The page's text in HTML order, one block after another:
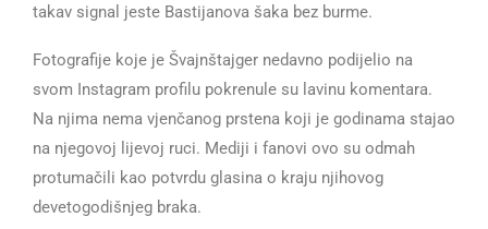
takav signal jeste Bastijanova šaka bez burme.
Fotografije koje je Švajnštajger nedavno podijelio na
svom Instagram profilu pokrenule su lavinu komentara.
Na njima nema vjenčanog prstena koji je godinama stajao
na njegovoj lijevoj ruci. Mediji i fanovi ovo su odmah
protumačili kao potvrdu glasina o kraju njihovog
devetogodišnjeg braka.